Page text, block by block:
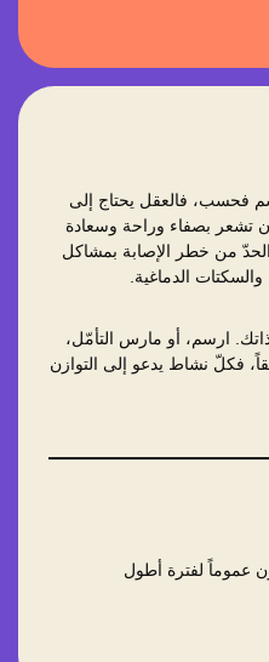
فالعقل يحتاج إلى
بصفاء وراحة وسعادة
من خطر الإصابة بمشاكل
الدماغية.
ارسم، أو مارس التأمّل،
نشاط يدعو إلى التوازن
لفترة أطول